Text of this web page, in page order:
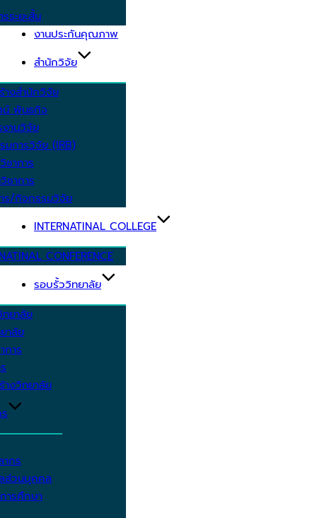
ระยะสั้น
งานประกันคุณภาพ
สำนักวิจัย
างสำนักวิจัย
น์ พันธกิจ
งานวิจัย
มการวิจัย (IRB)
ชาการ
ชาการ
ร/กิจกรรมวิจัย
INTERNATINAL COLLEGE
CONFERENCE
รอบรั้ววิทยาลัย
ทยาลัย
าลัย
การ
างวิทยาลัย
กร
ส่วนบุคคล
ารศึกษา